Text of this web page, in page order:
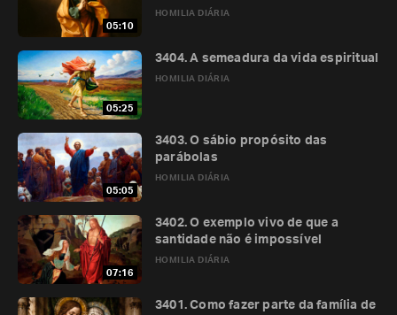
05:10
HOMILIA DIÁRIA
05:25
HOMILIA DIÁRIA
3404. A semeadura da vida espiritual
05:05
HOMILIA DIÁRIA
3403. O sábio propósito das
parábolas
07:16
HOMILIA DIÁRIA
3402. O exemplo vivo de que a
santidade não é impossível
3401. Como fazer parte da família de